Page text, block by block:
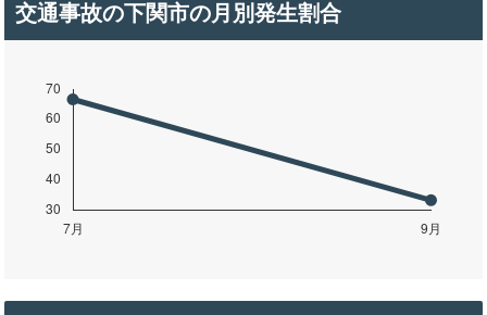
交通事故の下関市の月別発生割合